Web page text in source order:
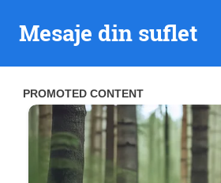
Mesaje din suflet